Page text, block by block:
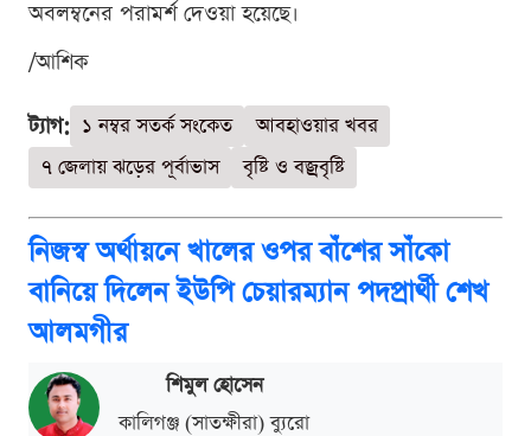
অবলম্বনের পরামর্শ দেওয়া হয়েছে।
/আশিক
ট্যাগ: ১ নম্বর সতর্ক সংকেত
আবহাওয়ার খবর
৭ জেলায় ঝড়ের পূর্বাভাস
বৃষ্টি ও বজ্রবৃষ্টি
নিজস্ব অর্থায়নে খালের ওপর বাঁশের সাঁকো
বানিয়ে দিলেন ইউপি চেয়ারম্যান পদপ্রার্থী শেখ
আলমগীর
শিমুল হোসেন
কালিগঞ্জ (সাতক্ষীরা) ব্যুরো